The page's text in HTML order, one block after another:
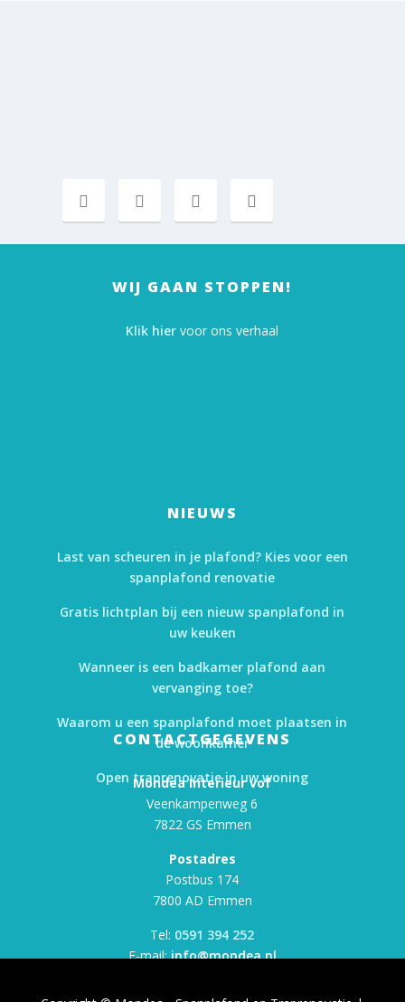
WIJ GAAN STOPPEN!
Klik hier voor ons verhaal
NIEUWS
Last van scheuren in je plafond? Kies voor een
spanplafond renovatie
Gratis lichtplan bij een nieuw spanplafond in
uw keuken
Wanneer is een badkamer plafond aan
vervanging toe?
Waarom u een spanplafond moet plaatsen in
de woonkamer
Open traprenovatie in uw woning
CONTACTGEGEVENS
Mondea Interieur vof
Veenkampenweg 6
7822 GS Emmen
Postadres
Postbus 174
7800 AD Emmen
Tel: 0591 394 252
E-mail:info@mondea.nl